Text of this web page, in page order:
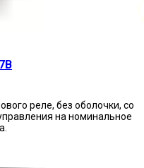
реле, без оболочки, со
на номинальное